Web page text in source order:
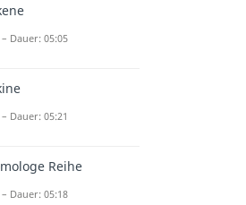
Dauer: 05:05
Dauer: 05:21
Reihe
Dauer: 05:18